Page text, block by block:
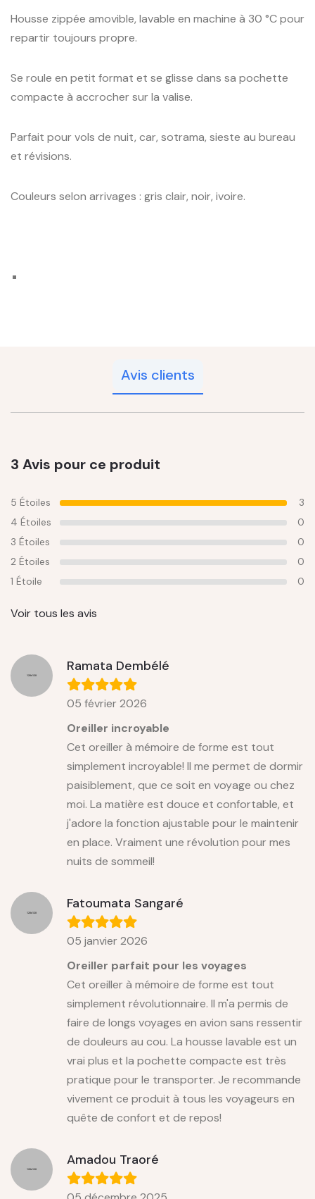
Housse zippée amovible, lavable en machine à 30 °C pour
repartir toujours propre.
Se roule en petit format et se glisse dans sa pochette
compacte à accrocher sur la valise.
Parfait pour vols de nuit, car, sotrama, sieste au bureau
et révisions.
Couleurs selon arrivages : gris clair, noir, ivoire.
Avis clients
3 Avis pour ce produit
5 Étoiles
3
4 Étoiles
0
3 Étoiles
0
2 Étoiles
0
1 Étoile
0
Voir tous les avis
Ramata Dembélé
05 février 2026
Oreiller incroyable
Cet oreiller à mémoire de forme est tout
simplement incroyable! Il me permet de dormir
paisiblement, que ce soit en voyage ou chez
moi. La matière est douce et confortable, et
j'adore la fonction ajustable pour le maintenir
en place. Vraiment une révolution pour mes
nuits de sommeil!
Fatoumata Sangaré
05 janvier 2026
Oreiller parfait pour les voyages
Cet oreiller à mémoire de forme est tout
simplement révolutionnaire. Il m'a permis de
faire de longs voyages en avion sans ressentir
de douleurs au cou. La housse lavable est un
vrai plus et la pochette compacte est très
pratique pour le transporter. Je recommande
vivement ce produit à tous les voyageurs en
quête de confort et de repos!
Amadou Traoré